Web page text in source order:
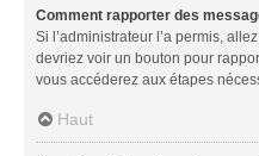
Comment rapporter des
Si l’administrateur l’a permis,
devriez voir un bouton pour
vous accéderez aux étapes
Haut